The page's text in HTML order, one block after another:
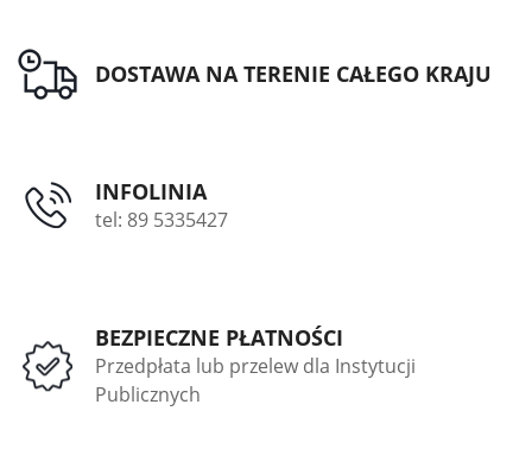
DOSTAWA NA TERENIE CAŁEGO KRAJU
INFOLINIA
tel: 89 5335427
BEZPIECZNE PŁATNOŚCI
Przedpłata lub przelew dla Instytucji
Publicznych